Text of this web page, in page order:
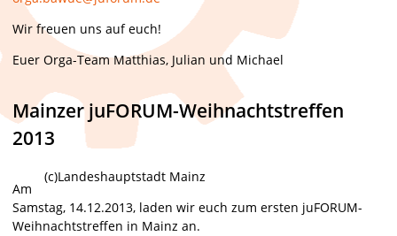
Wir freuen uns auf euch!
Euer Orga-Team Matthias, Julian und Michael
Mainzer juFORUM-Weihnachtstreffen
2013
(c)Landeshauptstadt Mainz
Am
Samstag, 14.12.2013, laden wir euch zum ersten juFORUM-
Weihnachtstreffen in Mainz an.